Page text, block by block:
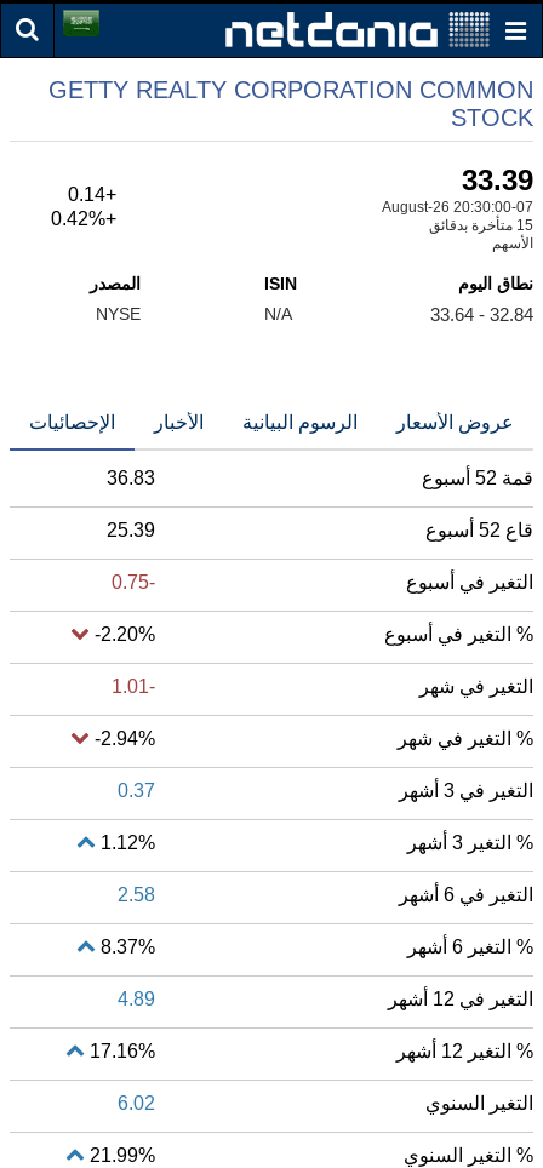
GETTY REALTY CORPORATION COMMON
STOCK
33.39
07-August-26 20:30:00
15 متأخرة بدقائق
الأسهم
+0.14
+0.42%
نطاق اليوم
32.84 - 33.64
ISIN
N/A
المصدر
NYSE
عروض الأسعار الرسوم البيانية الأخبار الإحصائيات
قمة 52 أسبوع 36.83
قاع 52 أسبوع 25.39
التغير في أسبوع -0.75
% التغير في أسبوع -2.20%
التغير في شهر -1.01
% التغير في شهر -2.94%
التغير في 3 أشهر 0.37
% التغير 3 أشهر 1.12%
التغير في 6 أشهر 2.58
% التغير 6 أشهر 8.37%
التغير في 12 أشهر 4.89
% التغير 12 أشهر 17.16%
التغير السنوي 6.02
% التغير السنوي 21.99%